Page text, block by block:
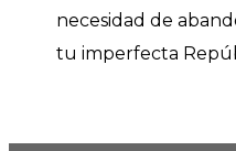
necesidad de
tu imperfecta